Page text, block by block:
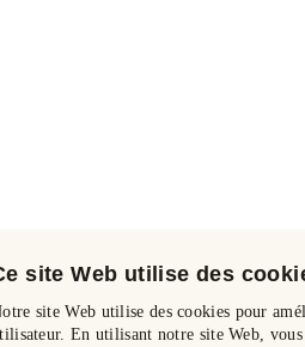
site Web utilise des
site Web utilise des cookies pour
En utilisant notre site Web, vous